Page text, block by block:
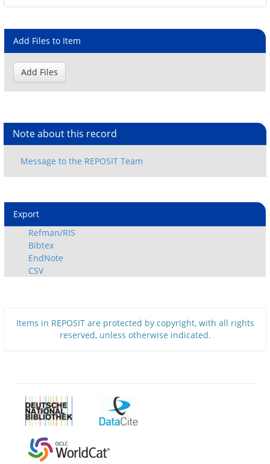
Add Files to Item
Note about this record
Export
Refman/RIS
Bibtex
EndNote
CSV
Items in REPOSIT are protected by copyright, with all rights
reserved, unless otherwise indicated.